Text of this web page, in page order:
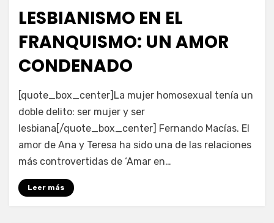
LESBIANISMO EN EL
FRANQUISMO: UN AMOR
CONDENADO
por Enrique
[quote_box_center]La mujer homosexual tenía un
doble delito: ser mujer y ser
lesbiana[/quote_box_center] Fernando Macías. El
amor de Ana y Teresa ha sido una de las relaciones
más controvertidas de ‘Amar en…
Leer más